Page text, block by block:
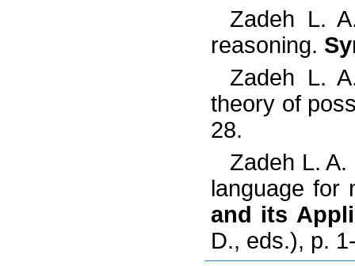
Zadeh L.
reasoning.
Zadeh L.
theory of
28.
Zadeh L.
language for
and its
D., eds.), p.